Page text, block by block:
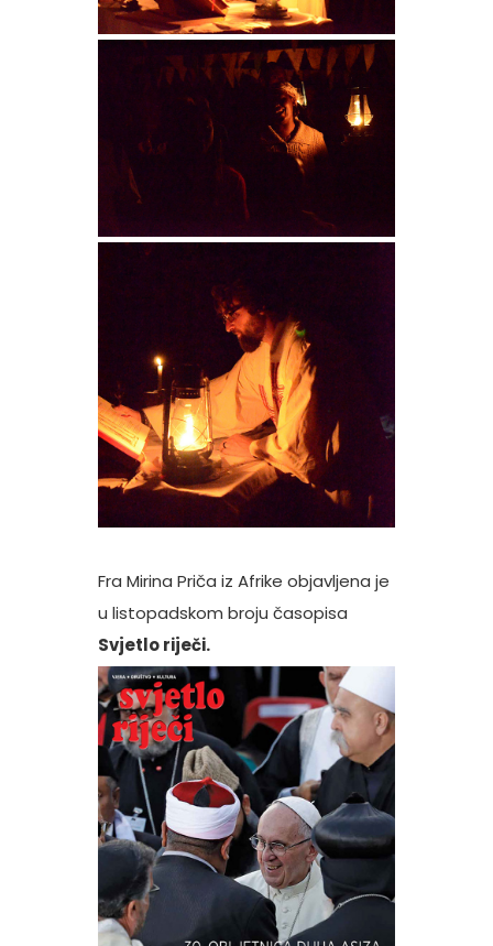
Fra Mirina Priča iz Afrike objavljena je
u listopadskom broju časopisa
Svjetlo riječi.